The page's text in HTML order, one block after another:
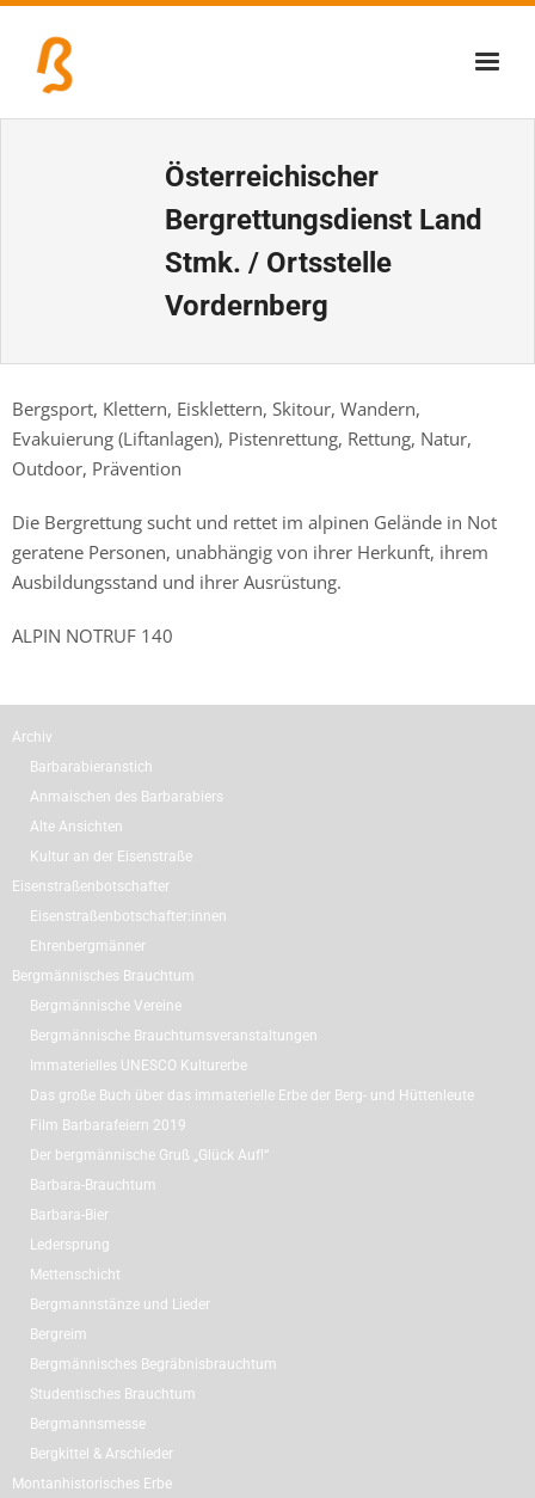
Tage der Industriekultur
Veranstaltungen
Österreichischer
Bergrettungsdienst Land
Stmk. / Ortsstelle
Vordernberg
Bergsport, Klettern, Eisklettern, Skitour, Wandern,
Evakuierung (Liftanlagen), Pistenrettung, Rettung, Natur,
Outdoor, Prävention
Die Bergrettung sucht und rettet im alpinen Gelände in Not
geratene Personen, unabhängig von ihrer Herkunft, ihrem
Ausbildungsstand und ihrer Ausrüstung.
ALPIN NOTRUF 140
Archiv
Barbarabieranstich
Anmaischen des Barbarabiers
Alte Ansichten
Kultur an der Eisenstraße
Eisenstraßenbotschafter
Eisenstraßenbotschafter:innen
Ehrenbergmänner
Bergmännisches Brauchtum
Bergmännische Vereine
Bergmännische Brauchtumsveranstaltungen
Immaterielles UNESCO Kulturerbe
Das große Buch über das immaterielle Erbe der Berg- und Hüttenleute
Film Barbarafeiern 2019
Der bergmännische Gruß „Glück Auf!“
Barbara-Brauchtum
Barbara-Bier
Ledersprung
Mettenschicht
Bergmannstänze und Lieder
Bergreim
Bergmännisches Begräbnisbrauchtum
Studentisches Brauchtum
Bergmannsmesse
Bergkittel & Arschleder
Montanhistorisches Erbe